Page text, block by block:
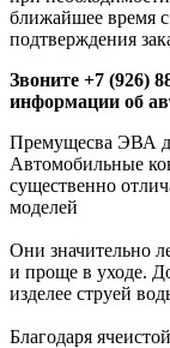
ближайшее время
подтверждения
Звоните +7 (926)
информации об
Премущесва ЭВА
Автомобильные
существенно
моделей
Они значительно
и проще в уходе.
изделее струей
Благодаря